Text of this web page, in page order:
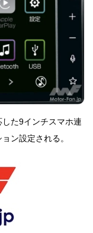
た9インチスマホ連
ン設定される。